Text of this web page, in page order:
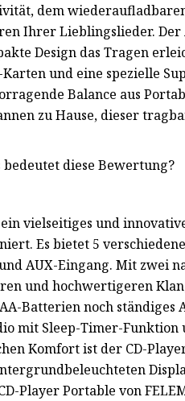
dem
Ihrer Lieblingslieder.
Design das Tragen
und eine spezielle
Balance aus
zu Hause, dieser
diese Bewertung?
vielseitiges und
Es bietet 5
AUX-Eingang. Mit zwei
und hochwertigeren
Batterien noch
mit Sleep-Timer-
Komfort ist der CD-
Player Portable von